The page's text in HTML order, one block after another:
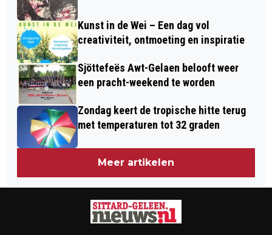
Kunst in de Wei – Een dag vol
creativiteit, ontmoeting en inspiratie
Sjöttefeës Awt-Gelaen belooft weer
een pracht-weekend te worden
Zondag keert de tropische hitte terug
met temperaturen tot 32 graden
Meer artikelen